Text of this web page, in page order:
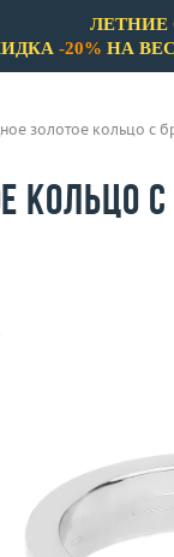
ЛЕТНИЕ
-20% НА
золотое кольцо с
кольцо